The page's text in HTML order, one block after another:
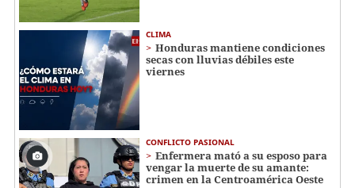
CLIMA
Honduras mantiene condiciones
secas con lluvias débiles este
viernes
CONFLICTO PASIONAL
Enfermera mató a su esposo para
vengar la muerte de su amante:
crimen en la Centroamérica Oeste